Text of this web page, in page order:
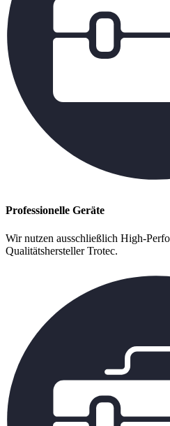
Professionelle Geräte
Wir nutzen ausschließlich High-
Qualitätshersteller Trotec.